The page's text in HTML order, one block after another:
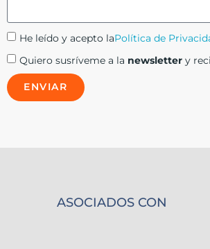
He leído y acepto laPolítica de
Quiero susríveme a la newsletter y
ENVIAR
ASOCIADOS CON